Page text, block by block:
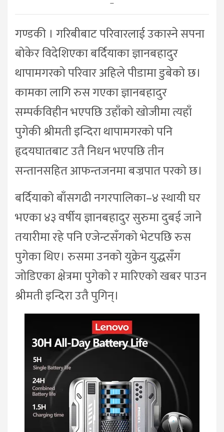
–
गण्डकी । गरिबीबाट परिवारलाई उकास्ने सपना
बोकेर विदेशिएका बर्दियाका ज्ञानबहादुर
थापामगरको परिवार अहिले पीडामा डुबेको छ।
कामका लागि रुस गएका ज्ञानबहादुर
सम्पर्कविहीन भएपछि उहाँको खोजीमा त्यहाँ
पुगेकी श्रीमती इन्दिरा थापामगरको पनि
हृदयघातबाट उतै निधन भएपछि तीन
सन्तानसहित आफन्तजनमा बज्रपात परको छ।
बर्दियाको बाँसगढी नगरपालिका–४ स्थायी घर
भएका ४३ वर्षीय ज्ञानबहादुर सुरुमा दुबई जाने
तयारीमा रहे पनि एजेन्टसँगको भेटपछि रुस
पुगेका थिए। रुसमा उनको युक्रेन युद्धसँग
जोडिएका क्षेत्रमा पुगेको र मारिएको खबर पाउन
श्रीमती इन्दिरा उतै पुगिन्।